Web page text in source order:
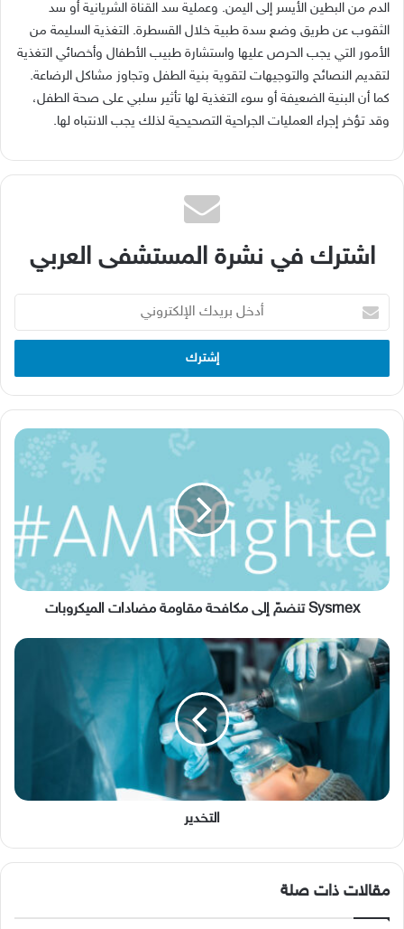
الدم من البطين الأيسر إلى اليمن. وعملية سد القناة الشريانية أو سد
الثقوب عن طريق وضع سدة طبية خلال القسطرة. التغذية السليمة من
الأمور التي يجب الحرص عليها واستشارة طبيب الأطفال وأخصائي التغذية
لتقديم النصائح والتوجيهات لتقوية بنية الطفل وتجاوز مشاكل الرضاعة.
كما أن البنية الضعيفة أو سوء التغذية لها تأثير سلبي على صحة الطفل،
وقد تؤخر إجراء العمليات الجراحية التصحيحية لذلك يجب الانتباه لها.
اشترك في نشرة المستشفى العربي
بريدك
الإلكتروني
Sysmex
تنضمّ
مكافحة
مقاومة
مضادات
الميكروبات
Sysmex تنضمّ إلى مكافحة مقاومة مضادات الميكروبات
التخدير
التخدير
مقالات ذات صلة